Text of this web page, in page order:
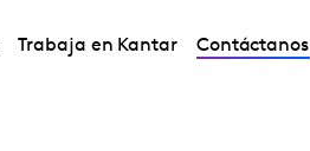
Trabaja en Kantar Contáctanos